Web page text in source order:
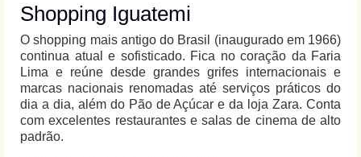
Shopping Iguatemi
O shopping mais antigo do Brasil (inaugurado em 1966)
continua atual e sofisticado. Fica no coração da Faria
Lima e reúne desde grandes grifes internacionais e
marcas nacionais renomadas até serviços práticos do
dia a dia, além do Pão de Açúcar e da loja Zara. Conta
com excelentes restaurantes e salas de cinema de alto
padrão.